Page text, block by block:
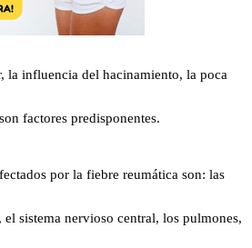
la influencia del hacinamiento, la poca
factores predisponentes.
por la fiebre reumática son: las
sistema nervioso central, los pulmones,